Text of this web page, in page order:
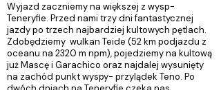
Wyjazd zaczniemy na większej z wysp-
Teneryfie. Przed nami trzy dni fantastycznej
jazdy po trzech najbardziej kultowych pętlach.
Zdobędziemy wulkan Teide (52 km podjazdu z
oceanu na 2320 m npm), pojedziemy na kultową
już Mascę i Garachico oraz najdalej wysunięty
na zachód punkt wyspy- przylądek Teno. Po